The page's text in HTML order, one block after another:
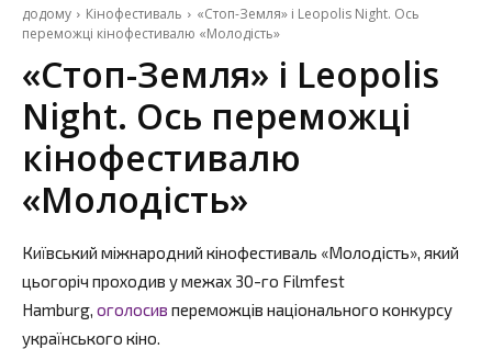
додому Кінофестиваль
«Стоп-Земля» і Leopolis Night. Ось
переможці кінофестивалю «Молодість»
«Стоп-Земля» і Leopolis
Night. Ось переможці
кінофестивалю
«Молодість»
Київський міжнародний кінофестиваль «Молодість», який
цьогоріч проходив у межах 30-го Filmfest
Hamburg, оголосив переможців національного конкурсу
українського кіно.